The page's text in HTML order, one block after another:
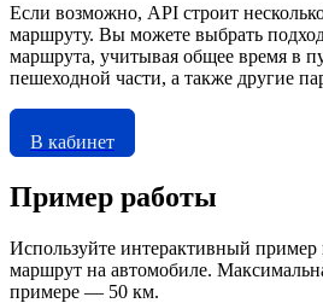
Если возможно, API строит
маршруту. Вы можете выбрать
маршрута, учитывая общее время в
пешеходной части, а также другие
В кабинет
Пример работы
Используйте интерактивный
маршрут на автомобиле.
примере — 50 км.